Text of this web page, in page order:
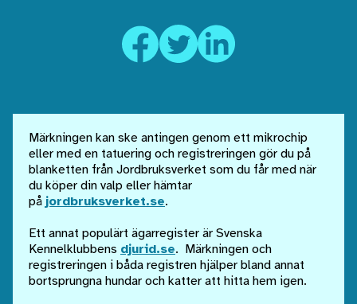
Märkningen kan ske antingen genom ett mikrochip
eller med en tatuering och registreringen gör du på
blanketten från Jordbruksverket som du får med när
du köper din valp eller hämtar
på jordbruksverket.se.
Ett annat populärt ägarregister är Svenska
Kennelklubbens djurid.se. Märkningen och
registreringen i båda registren hjälper bland annat
bortsprungna hundar och katter att hitta hem igen.